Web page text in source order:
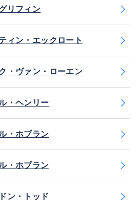
リフィン
ィン・エックロート
・ヴァン・ローエン
・ヘンリー
・ホブラン
・ホブラン
ン・トッド